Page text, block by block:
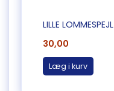
LILLE LOMMESPEJL
30,00
Læg i kurv